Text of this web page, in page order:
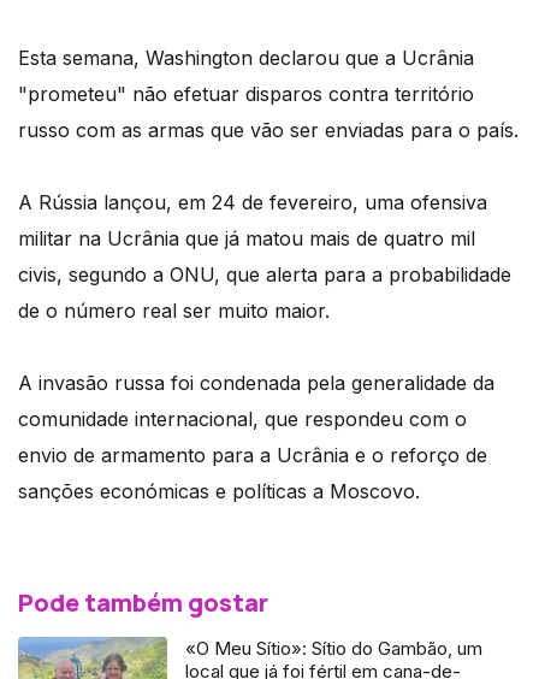
Esta semana, Washington declarou que a Ucrânia
"prometeu" não efetuar disparos contra território
russo com as armas que vão ser enviadas para o país.
A Rússia lançou, em 24 de fevereiro, uma ofensiva
militar na Ucrânia que já matou mais de quatro mil
civis, segundo a ONU, que alerta para a probabilidade
de o número real ser muito maior.
A invasão russa foi condenada pela generalidade da
comunidade internacional, que respondeu com o
envio de armamento para a Ucrânia e o reforço de
sanções económicas e políticas a Moscovo.
Pode também gostar
«O Meu Sítio»: Sítio do Gambão, um
local que já foi fértil em cana-de-